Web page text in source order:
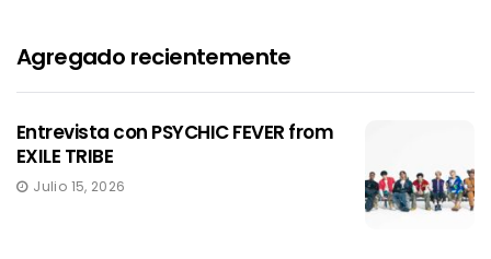
Agregado recientemente
Entrevista con PSYCHIC FEVER from
EXILE TRIBE
Julio 15, 2026